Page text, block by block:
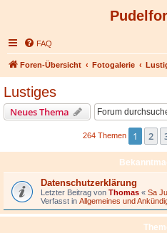
FAQ
Foren-Übersicht Fotogalerie
Lustiges
Neues Thema
264 Themen 1 2
Datenschutzerklärung
Letzter Beitrag von Thomas « Sa
Verfasst in Allgemeines und